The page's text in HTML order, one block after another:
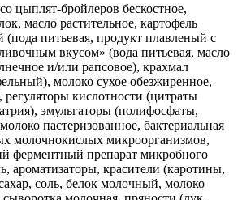
цыплят-бройлеров бескостное,
масло растительное, картофель
питьевая, продукт плавленый с
вкусом» (вода питьевая, масло
и/или рапсовое), крахмал
молоко сухое обезжиренное,
кислотности (цитраты
эмульгаторы (полифосфаты,
пастеризованное, бактериальная
молочнокислых микроорганизмов,
ферментный препарат микробного
ароматизаторы, красители (каротины,
соль, белок молочный, молоко